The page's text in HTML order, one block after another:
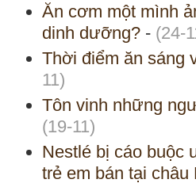
Ăn cơm một mình
dinh dưỡng? - (24-
Thời điểm ăn sáng
11)
Tôn vinh những
(19-11)
Nestlé bị cáo buộc
trẻ em bán tại châu